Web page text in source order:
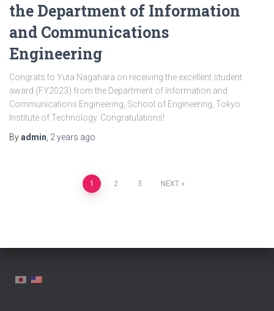
the Department of Information
and Communications
Engineering
Congrats to Yuta Nagahara on receiving the excellent student
award (FY2023) from the Department of Information and
Communications Engineering, School of Engineering, Tokyo
Institute of Technology. Congratulations!
Byadmin 2 years ago
1 2 3 NEXT